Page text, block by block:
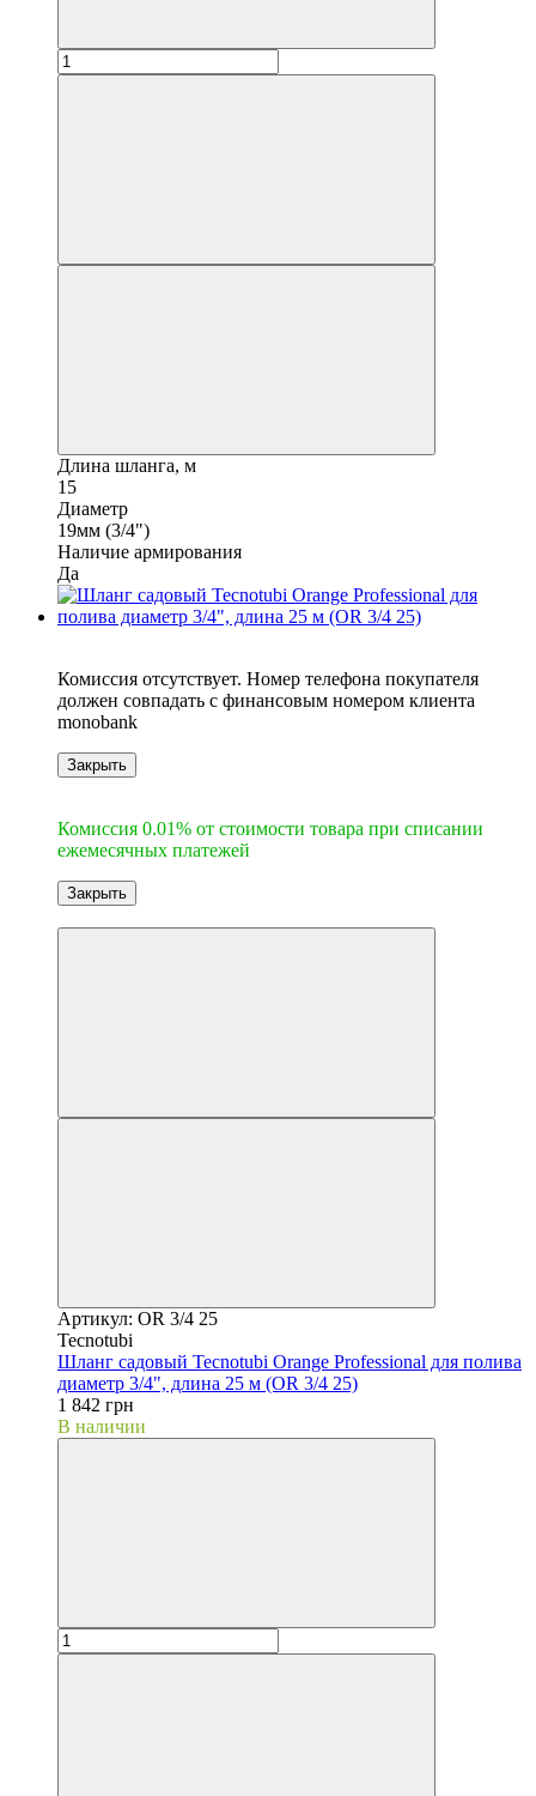
Длина шланга, м
15
Диаметр
19мм (3/4")
Наличие армирования
Да
Комиссия отсутствует. Номер телефона покупателя
должен совпадать с финансовым номером клиента
monobank
Закрыть
Комиссия 0.01% от стоимости товара при списании
ежемесячных платежей
Закрыть
Артикул: OR 3/4 25
Tecnotubi
Шланг садовый Tecnotubi Orange Professional для полива
диаметр 3/4", длина 25 м (OR 3/4 25)
1 842 грн
В наличии